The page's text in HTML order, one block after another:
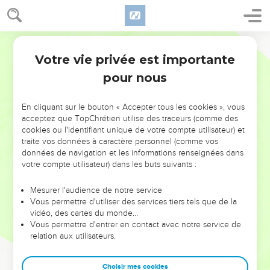
NE MANQUEZ PAS L’ÉVÉNEMENT
DE L’ANNÉE !
ET SI LEURS ERREURS POUVAIENT VOUS ÉVITER LES
VOTRES ?
leur foi ou leur vision. Mais on voit moins les doutes, les erreurs
et les saisons difficiles qu'ils ont traversés, alors même que ce
sont elles qui les ont façonnés.
Dans cette conférence, leaders, entrepreneurs, et responsables
clés pour avancer avec plus de sagesse afin que leurs erreurs
Votre vie privée est importante
pour nous
En cliquant sur le bouton « Accepter tous les cookies », vous
acceptez que TopChrétien utilise des traceurs (comme des
cookies ou l'identifiant unique de votre compte utilisateur) et
traite vos données à caractère personnel (comme vos
données de navigation et les informations renseignées dans
votre compte utilisateur) dans les buts suivants :
Mesurer l'audience de notre service
Vous permettre d'utiliser des services tiers tels que de la
vidéo, des cartes du monde…
Vous permettre d'entrer en contact avec notre service de
relation aux utilisateurs.
Choisir mes cookies